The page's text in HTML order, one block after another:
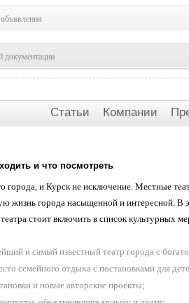
документации
Статьи Компании
и что посмотреть
и Курск не исключение. Местные
жизнь города насыщенной и интересной. В
стоит включить в список культурных
и самый известный театр города с
семейного отдыха с постановками для
и новые авторские проекты;